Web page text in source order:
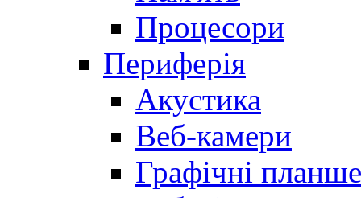
Процесори
Периферія
Акустика
Веб-камери
Графічні